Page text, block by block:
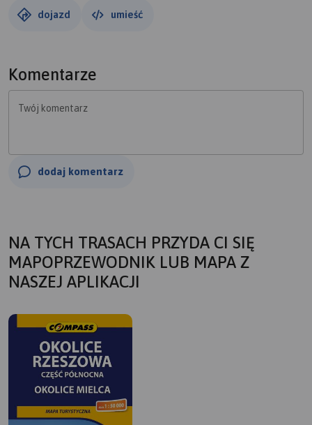
dojazd umieść
Komentarze
Twój komentarz
dodaj komentarz
NA TYCH TRASACH PRZYDA CI SIĘ
MAPOPRZEWODNIK LUB MAPA Z
NASZEJ APLIKACJI